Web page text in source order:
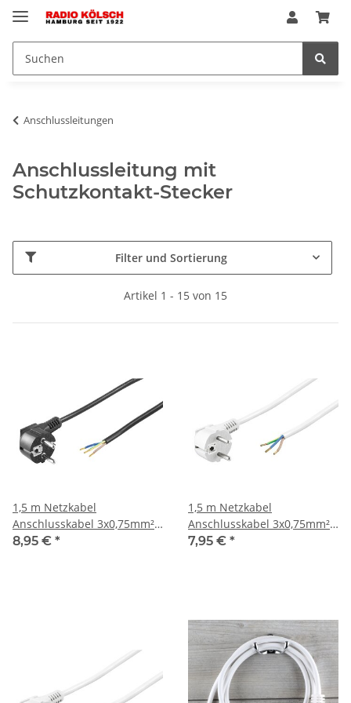
Anschlussleitungen
Anschlussleitung mit
Schutzkontakt-Stecker
Filter und Sortierung
Artikel 1 - 15 von 15
1,5 m Netzkabel
Anschlusskabel 3x0,75mm²
schwarz mit Schutzkontakt
8,95 € *
1,5 m Netzkabel
Anschlusskabel 3x0,75mm²
weiß mit Schutzkontakt
7,95 € *